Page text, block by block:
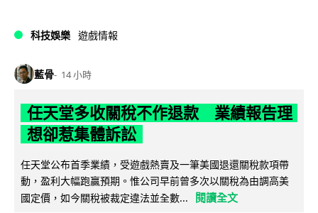
科技娛樂 遊戲情報
藍骨 14 小時
任天堂多收關稅不作退款 業績報告理
想卻惹集體訴訟
任天堂公布首季業績，受遊戲熱賣及一筆美國退還關稅款項帶
動，盈利大幅跑贏預期。惟公司早前曾多次以關稅為由調高美
國定價，如今關稅被裁定違法並全數...
閱讀全文